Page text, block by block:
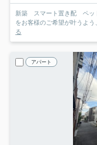
新築 スマート置き配 ペッ
をお客様のご希望が叶うよ
る
アパート